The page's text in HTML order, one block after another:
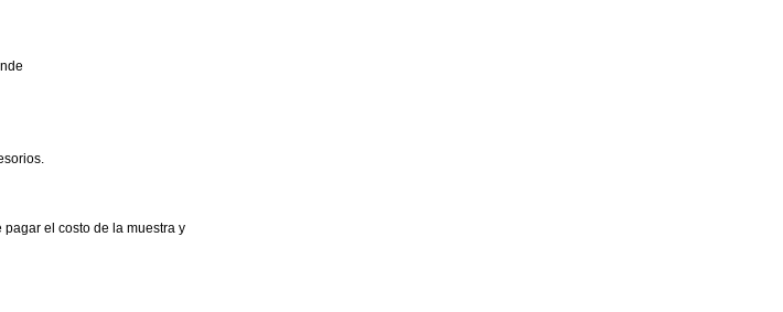
el costo de la muestra y